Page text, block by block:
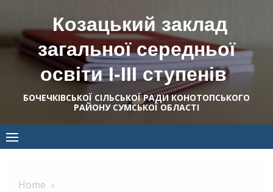
content
Козацький заклад
загальної середньої
освіти І-ІІІ ступенів
БОЧЕЧКІВСЬКОЇ СІЛЬСЬКОЇ РАДИ КОНОТОПСЬКОГО
РАЙОНУ СУМСЬКОЇ ОБЛАСТІ
Home